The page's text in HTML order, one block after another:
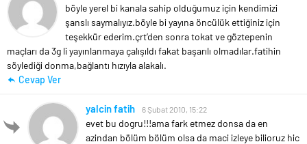
böyle yerel bi kanala sahip olduğumuz için kendimizi
şanslı saymalıyız.böyle bi yayına öncülük ettiğiniz için
teşekkür ederim.çrt’den sonra tokat ve göztepenin
maçları da 3g li yayınlanmaya çalışıldı fakat başarılı olmadılar.fatihin
söylediği donma,bağlantı hızıyla alakalı.
Cevap Ver
yalcin fatih 6 Şubat 2010, 15:22
evet bu dogru!!!ama fark etmez donsa da en
azindan bölüm bölüm olsa da maci izleye bilioruz hic